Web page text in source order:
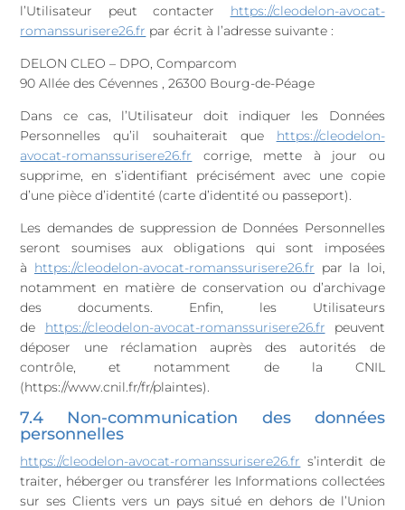
l’Utilisateur peut contacter
https://cleodelon-avocat-
romanssurisere26.fr par écrit à l’adresse suivante :
DELON CLEO – DPO, Comparcom
90 Allée des Cévennes , 26300 Bourg-de-Péage
Dans ce cas, l’Utilisateur doit indiquer les Données
Personnelles qu’il souhaiterait que
https://cleodelon-
avocat-romanssurisere26.fr
corrige, mette à jour ou
supprime, en s’identifiant précisément avec une copie
d’une pièce d’identité (carte d’identité ou passeport).
Les demandes de suppression de Données Personnelles
seront soumises aux obligations qui sont imposées
à https://cleodelon-avocat-romanssurisere26.fr par la loi,
notamment en matière de conservation ou d’archivage
des documents. Enfin, les Utilisateurs
de
https://cleodelon-avocat-romanssurisere26.fr
peuvent
déposer une réclamation auprès des autorités de
contrôle, et notamment de la CNIL
(https://www.cnil.fr/fr/plaintes).
7.4 Non-communication des données
personnelles
https://cleodelon-avocat-romanssurisere26.fr s’interdit de
traiter, héberger ou transférer les Informations collectées
sur ses Clients vers un pays situé en dehors de l’Union